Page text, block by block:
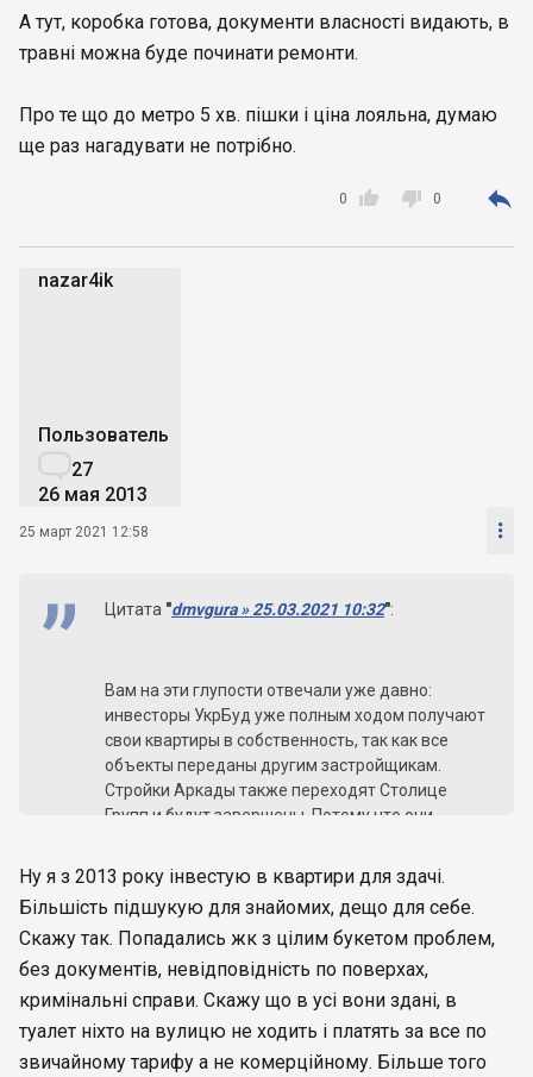
А тут, коробка готова, документи власності видають, в
травні можна буде починати ремонти.
Про те що до метро 5 хв. пішки і ціна лояльна, думаю
ще раз нагадувати не потрібно.

0  0 
nazar4ik
Пользователь
27
26 мая 2013
25 март 2021 12:58 
Цитата "dmvgura » 25.03.2021 10:32":
Вам на эти глупости отвечали уже давно:
инвесторы УкрБуд уже полным ходом получают
свои квартиры в собственность, так как все
объекты переданы другим застройщикам.
Стройки Аркады также переходят Столице
Групп и будут завершены. Потому что они
инвесторов.
Вы со своим МетроПарком, на строительство
которого не было оформлено ни одного
разрешения, лучше смотрите на инвесторов
Войцеховского, который строил по вашей же
схеме, на которых всем много плевать и
которые вынуждены сами решать свои
проблемы, либо смириться с потерянными
Ну я з 2013 року інвестую в квартири для здачі.
Більшість підшукую для знайомих, дещо для себе.
Скажу так. Попадались жк з цілим букетом проблем,
без документів, невідповідність по поверхах,
кримінальні справи. Скажу що в усі вони здані, в
туалет ніхто на вулицю не ходить і платять за все по
звичайному тарифу а не комерційному. Більше того